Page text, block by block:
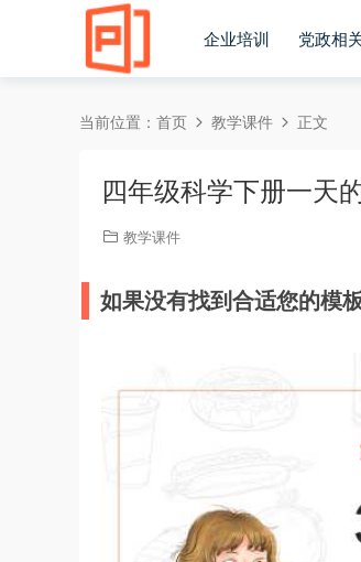
企业培训 党政相
当前位置： 首页 教学课件 正文
四年级科学下册一天
教学课件
如果没有找到合适您的模